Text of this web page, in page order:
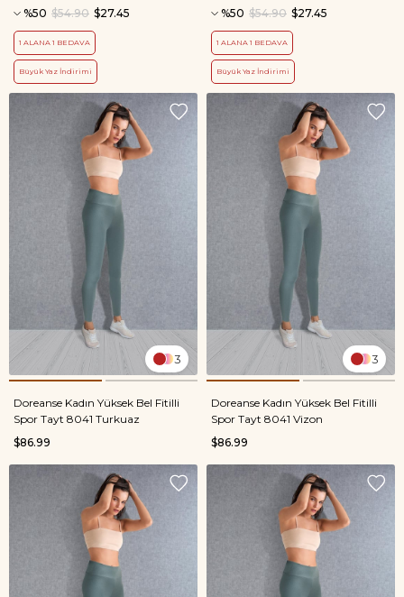
%50
$27.45
$54.90
1 ALANA 1 BEDAVA
Büyük Yaz İndirimi
%50
$27.45
$54.90
1 ALANA 1 BEDAVA
Büyük Yaz İndirimi
3
Doreanse Kadın Yüksek Bel Fitilli
Spor Tayt 8041 Turkuaz
$86.99
3
Doreanse Kadın Yüksek Bel Fitilli
Spor Tayt 8041 Vizon
$86.99